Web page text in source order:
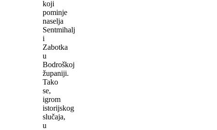
koji
pominje
naselja
Sentmihalj
i
Zabotka
u
Bodroškoj
županiji.
Tako
se,
igrom
istorijskog
slučaja,
u